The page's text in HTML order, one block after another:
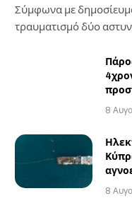
Σύμφωνα με
τραυματισμό δύο
8
8